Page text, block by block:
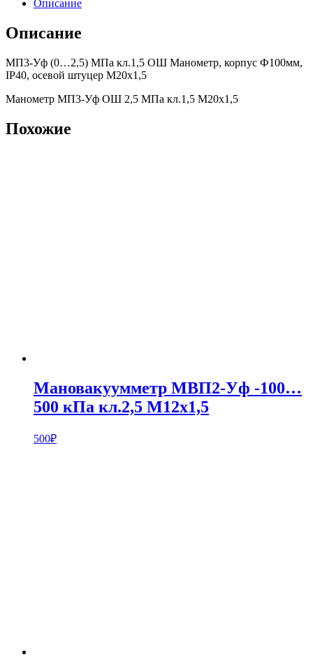
Описание
Описание
МП3-Уф (0…2,5) МПа кл.1,5 ОШ Манометр, корпус Ф100мм,
IP40, осевой штуцер М20х1,5
Манометр МП3-Уф ОШ 2,5 МПа кл.1,5 М20х1,5
Похожие
Мановакуумметр МВП2-Уф -100…
500 кПа кл.2,5 М12х1,5
500₽